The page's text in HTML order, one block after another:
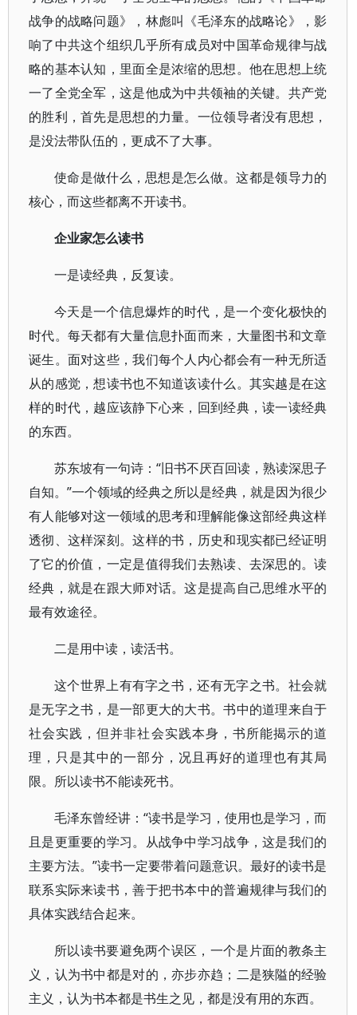
战争的战略问题》，林彪叫《毛泽东的战略论》，影
响了中共这个组织几乎所有成员对中国革命规律与战
略的基本认知，里面全是浓缩的思想。他在思想上统
一了全党全军，这是他成为中共领袖的关键。共产党
的胜利，首先是思想的力量。一位领导者没有思想，
是没法带队伍的，更成不了大事。
使命是做什么，思想是怎么做。这都是领导力的
核心，而这些都离不开读书。
企业家怎么读书
一是读经典，反复读。
今天是一个信息爆炸的时代，是一个变化极快的
时代。每天都有大量信息扑面而来，大量图书和文章
诞生。面对这些，我们每个人内心都会有一种无所适
从的感觉，想读书也不知道该读什么。其实越是在这
样的时代，越应该静下心来，回到经典，读一读经典
的东西。
苏东坡有一句诗：“旧书不厌百回读，熟读深思子
自知。”一个领域的经典之所以是经典，就是因为很少
有人能够对这一领域的思考和理解能像这部经典这样
透彻、这样深刻。这样的书，历史和现实都已经证明
了它的价值，一定是值得我们去熟读、去深思的。读
经典，就是在跟大师对话。这是提高自己思维水平的
最有效途径。
二是用中读，读活书。
这个世界上有有字之书，还有无字之书。社会就
是无字之书，是一部更大的大书。书中的道理来自于
社会实践，但并非社会实践本身，书所能揭示的道
理，只是其中的一部分，况且再好的道理也有其局
限。所以读书不能读死书。
毛泽东曾经讲：“读书是学习，使用也是学习，而
且是更重要的学习。从战争中学习战争，这是我们的
主要方法。”读书一定要带着问题意识。最好的读书是
联系实际来读书，善于把书本中的普遍规律与我们的
具体实践结合起来。
所以读书要避免两个误区，一个是片面的教条主
义，认为书中都是对的，亦步亦趋；二是狭隘的经验
主义，认为书本都是书生之见，都是没有用的东西。